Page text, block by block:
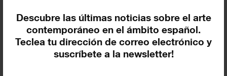
Descubre las últimas noticias sobre el arte
contemporáneo en el ámbito español.
Teclea tu dirección de correo electrónico y
suscríbete a la newsletter!
Suscríbete a la newsletter